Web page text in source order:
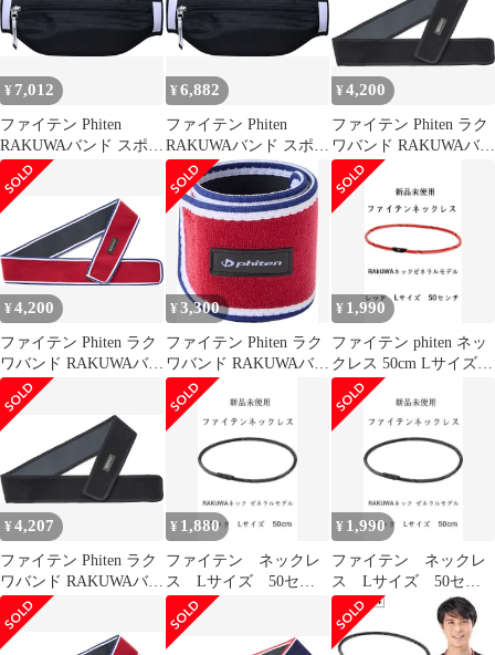
吸汗速乾 体幹
TB203160 ネイビー
スポーツ デスクワーク
立ち仕事 家事 薄手
TB202200 ボルドー
¥ 7,012
ファイテン Phiten
RAKUWAバンド スポー
ツ ブラック 95cm ボデ
ィーケア スポーツバン
ド ランナー 多機能ラン
ニングポーチ 体幹 フィ
ット感 通気性 反射テー
プ 撥水加工 TB205062 -
¥6,882
ファイテン Phiten
RAKUWAバンド スポー
ツ ブラック 85cm ボデ
ィーケア スポーツバン
ド ランナー 多機能ラン
ニングポーチ 体幹 フィ
ット感 通気性 反射テー
プ 撥水加工 TB205060 -
¥4,200
ファイテン Phiten ラク
ワバンド RAKUWAバン
ド メタックス ブラック
95cm サポーター 腰 骨
盤 ランニング スポーツ
吸汗速乾 体幹
TB203062 ブラック
¥4,200
ファイテン Phiten ラク
ワバンド RAKUWAバン
ド メタックス ボルドー
85cm サポーター 腰 骨
盤 ランニング スポーツ
吸汗速乾 体幹
TB203260 ボルドー
¥ 3,300
ファイテン Phiten ラク
ワバンド RAKUWAバン
ド 2枚入 メタックス ボ
ルドー 30cm サポータ
ー 手首 足首 吸汗速乾
スポーツ デスクワーク
立ち仕事 家事 薄手
¥ 1,990
ファイテン phiten ネッ
クレス 50cm Lサイズ
赤
¥4,207
ファイテン Phiten ラク
ワバンド RAKUWAバン
ド メタックス ブラック
85cm サポーター 腰 骨
盤 ランニング スポーツ
¥ 1,880
ファイテン ネックレ
ス Lサイズ 50セン
チ ファイテンネック
レス
¥ 1,990
ファイテン ネックレ
ス Lサイズ 50セン
チ ファイテンネック
レス